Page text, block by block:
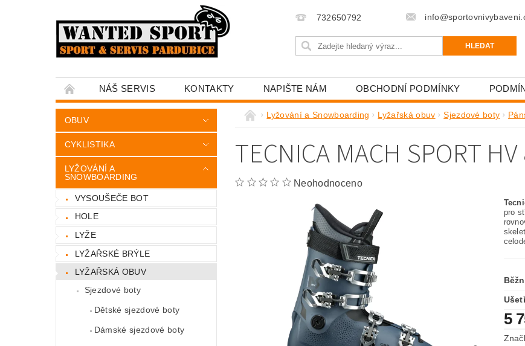
732650792
NÁŠ SERVIS KONTAKTY NAPIŠTE NÁM OBCHODNÍ PODMÍNKY
OBUV
CYKLISTIKA
LYŽOVÁNÍ A
SNOWBOARDING
VYSOUŠEČE BOT
HOLE
LYŽE
LYŽAŘSKÉ BRÝLE
LYŽAŘSKÁ OBUV
Sjezdové boty
Dětské sjezdové boty
Dámské sjezdové boty
Lyžování a Snowboarding Lyžařská obuv Sjezdové boty
TECNICA MACH SPORT
Neohodnoceno
pro
5